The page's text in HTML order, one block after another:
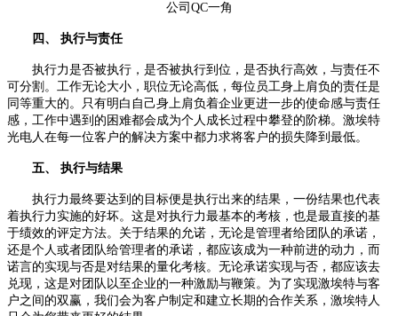
公司QC一角
四、 执行与责任
执行力是否被执行，是否被执行到位，是否执行高效，与责任不
可分割。工作无论大小，职位无论高低，每位员工身上肩负的责任是
同等重大的。只有明白自己身上肩负着企业更进一步的使命感与责任
感，工作中遇到的困难都会成为个人成长过程中攀登的阶梯。激埃特
光电人在每一位客户的解决方案中都力求将客户的损失降到最低。
五、 执行与结果
执行力最终要达到的目标便是执行出来的结果，一份结果也代表
着执行力实施的好坏。这是对执行力最基本的考核，也是最直接的基
于绩效的评定方法。关于结果的允诺，无论是管理者给团队的承诺，
还是个人或者团队给管理者的承诺，都应该成为一种前进的动力，而
诺言的实现与否是对结果的量化考核。无论承诺实现与否，都应该去
兑现，这是对团队以至企业的一种激励与鞭策。为了实现激埃特与客
户之间的双赢，我们会为客户制定和建立长期的合作关系，激埃特人